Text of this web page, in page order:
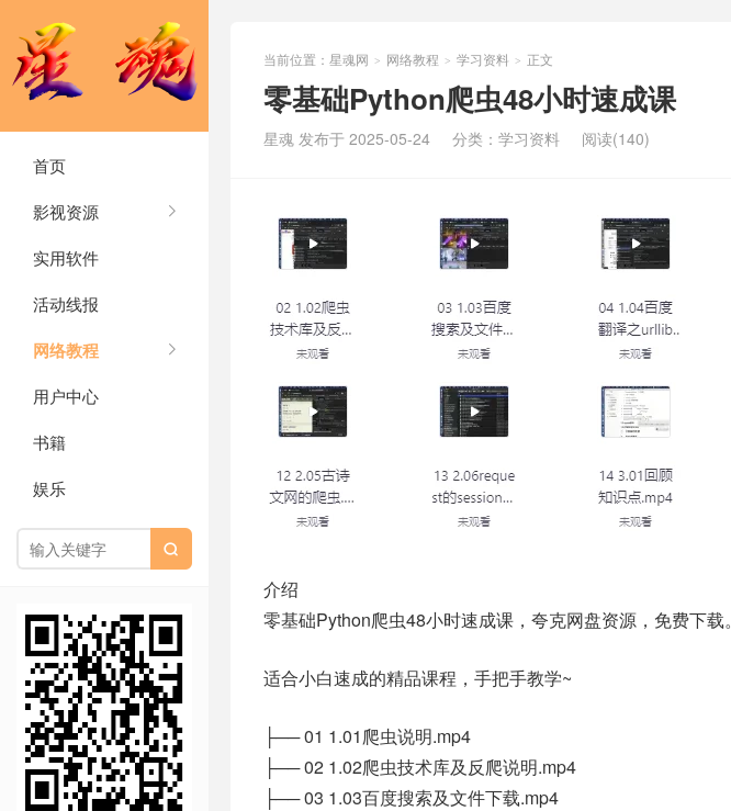
首页
影视资源
实用软件
活动线报
网络教程
用户中心
书籍
娱乐

当前位置： 星魂网 > 网络教程 > 学习资料 > 正文
零基础Python爬虫48小时速成课
星魂 发布于 2025-05-24 分类： 学习资料 阅读(140)
介绍
零基础Python爬虫48小时速成课，夸克网盘资源，免费下载。
适合小白速成的精品课程，手把手教学~
├── 01 1.01爬虫说明.mp4
├── 02 1.02爬虫技术库及反爬说明.mp4
├── 03 1.03百度搜索及文件下载.mp4